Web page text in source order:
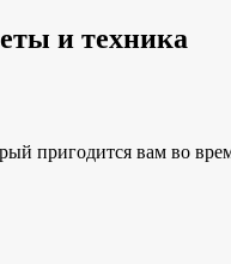
и техника
пригодится вам во